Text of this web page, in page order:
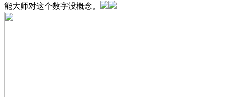
能大师对这个数字没概念。